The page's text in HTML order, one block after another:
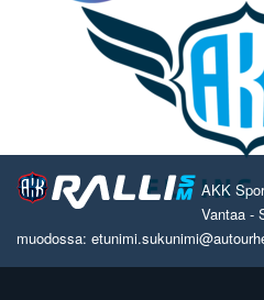
AKK
Vantaa -
muodossa: